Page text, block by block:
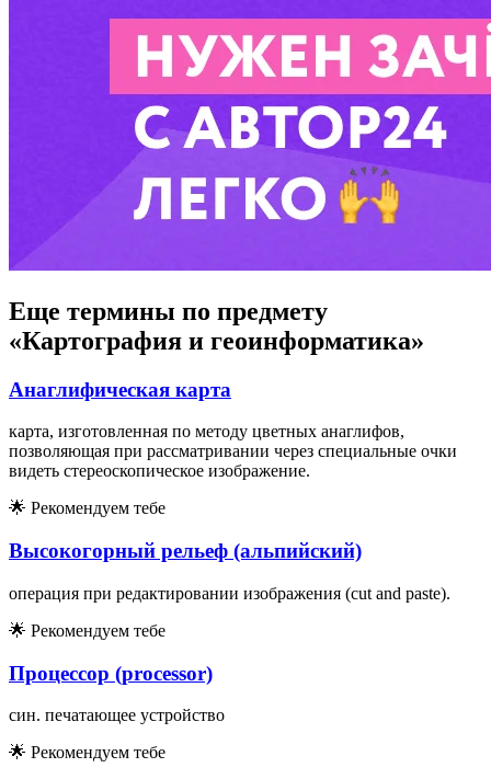
Еще термины по предмету
«Картография и геоинформатика»
Анаглифическая карта
карта, изготовленная по методу цветных анаглифов,
позволяющая при рассматривании через специальные очки
видеть стереоскопическое изображение.
🌟 Рекомендуем тебе
Высокогорный рельеф (альпийский)
операция при редактировании изображения (cut and paste).
🌟 Рекомендуем тебе
Процессор (processor)
син. печатающее устройство
🌟 Рекомендуем тебе